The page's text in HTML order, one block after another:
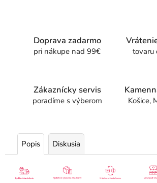
Doprava zadarmo
pri nákupe nad 99€ tovaru
Zákaznícky servis
poradíme s výberom Košice,
Popis Diskusia